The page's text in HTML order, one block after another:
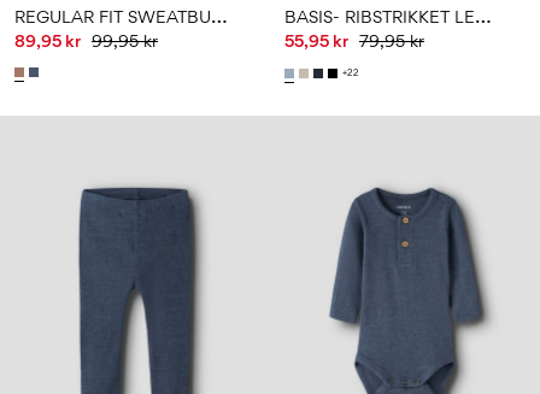
R
EGULAR FIT SWEATBUKSER
89,95 kr 99,95 kr
B
ASIS- RIBSTRIKKET LEGGINGS
55,95 kr 79,95 kr
+22